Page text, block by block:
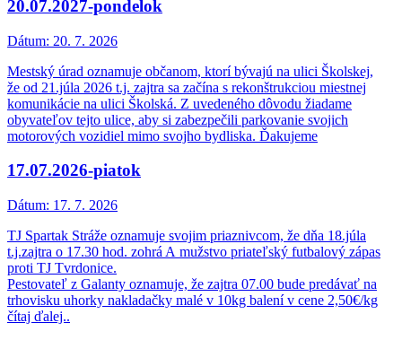
20.07.2027-pondelok
Dátum: 20. 7. 2026
Mestský úrad oznamuje občanom, ktorí bývajú na ulici Školskej,
že od 21.júla 2026 t.j. zajtra sa začína s rekonštrukciou miestnej
komunikácie na ulici Školská. Z uvedeného dôvodu žiadame
obyvateľov tejto ulice, aby si zabezpečili parkovanie svojich
motorových vozidiel mimo svojho bydliska. Ďakujeme
17.07.2026-piatok
Dátum: 17. 7. 2026
TJ Spartak Stráže oznamuje svojim priaznivcom, že dňa 18.júla
t.j.zajtra o 17.30 hod. zohrá A mužstvo priateľský futbalový zápas
proti TJ Tvrdonice.
Pestovateľ z Galanty oznamuje, že zajtra 07.00 bude predávať na
trhovisku uhorky nakladačky malé v 10kg balení v cene 2,50€/kg
čítaj ďalej..